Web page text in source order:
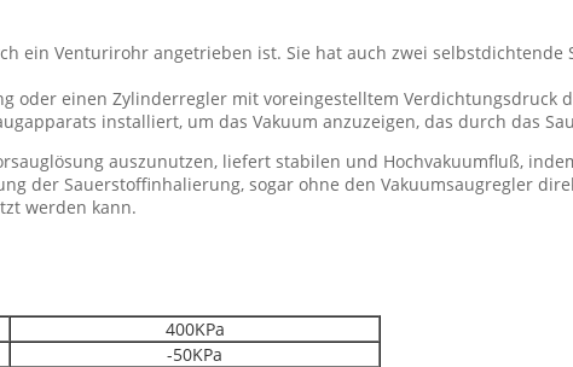
ein Venturirohr angetrieben ist. Sie hat auch zwei
oder einen Zylinderregler mit voreingestelltem Verdichtungsdruck
installiert, um das Vakuum anzuzeigen, das durch das
auszunutzen, liefert stabilen und Hochvakuumfluß,
der Sauerstoffinhalierung, sogar ohne den Vakuumsaugregler
werden kann.
400KPa
-50KPa